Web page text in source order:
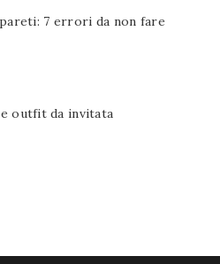
7 errori da non fare
outfit da invitata